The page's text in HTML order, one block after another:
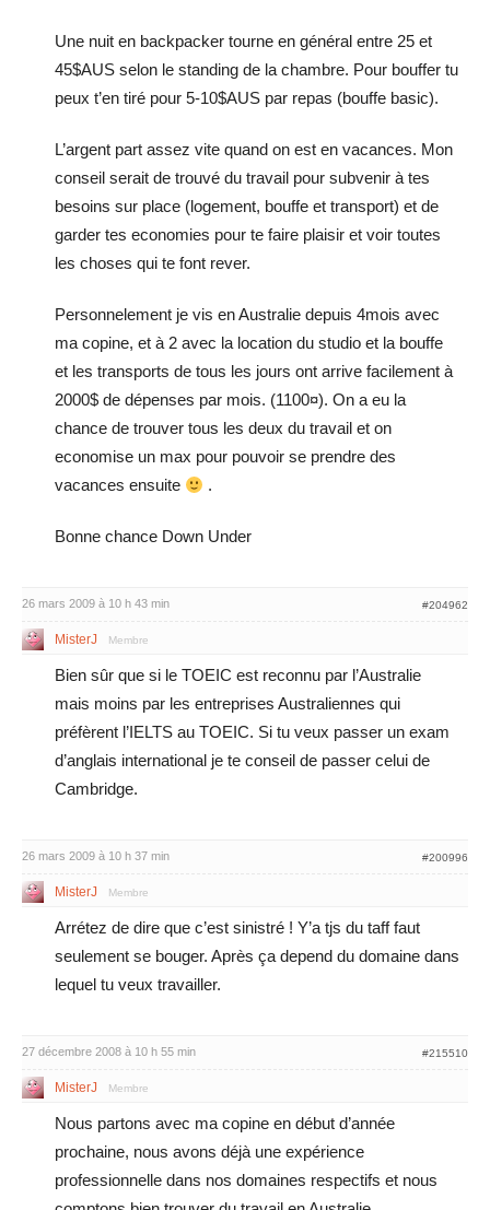
Une nuit en backpacker tourne en général entre 25 et
45$AUS selon le standing de la chambre. Pour bouffer tu
peux t’en tiré pour 5-10$AUS par repas (bouffe basic).
L’argent part assez vite quand on est en vacances. Mon
conseil serait de trouvé du travail pour subvenir à tes
besoins sur place (logement, bouffe et transport) et de
garder tes economies pour te faire plaisir et voir toutes
les choses qui te font rever.
Personnelement je vis en Australie depuis 4mois avec
ma copine, et à 2 avec la location du studio et la bouffe
et les transports de tous les jours ont arrive facilement à
2000$ de dépenses par mois. (1100¤). On a eu la
chance de trouver tous les deux du travail et on
economise un max pour pouvoir se prendre des
vacances ensuite
.
Bonne chance Down Under
26 mars 2009 à 10 h 43 min #204962
MisterJ Membre
Bien sûr que si le TOEIC est reconnu par l’Australie
mais moins par les entreprises Australiennes qui
préfèrent l’IELTS au TOEIC. Si tu veux passer un exam
d’anglais international je te conseil de passer celui de
Cambridge.
26 mars 2009 à 10 h 37 min #200996
MisterJ Membre
Arrétez de dire que c’est sinistré ! Y’a tjs du taff faut
seulement se bouger. Après ça depend du domaine dans
lequel tu veux travailler.
27 décembre 2008 à 10 h 55 min #215510
MisterJ Membre
Nous partons avec ma copine en début d’année
prochaine, nous avons déjà une expérience
professionnelle dans nos domaines respectifs et nous